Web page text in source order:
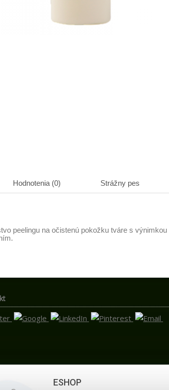
Hodnotenia (0) Strážny pes
peelingu na očistenú pokožku tváre s
ESHOP